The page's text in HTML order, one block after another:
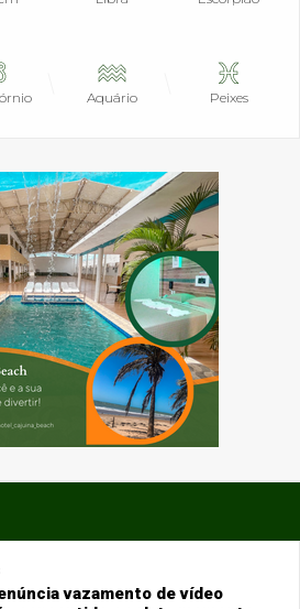
Aquário Peixes
vazamento de vídeo